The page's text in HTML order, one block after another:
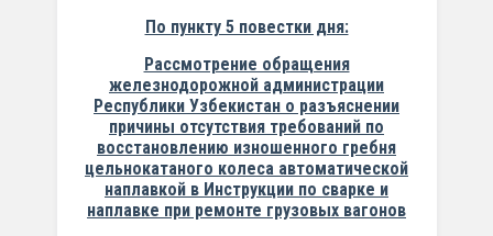
По пункту 5 повестки дня:
Рассмотрение обращения
железнодорожной администрации
Республики Узбекистан о разъяснении
причины отсутствия требований по
восстановлению изношенного гребня
цельнокатаного колеса автоматической
наплавкой в Инструкции по сварке и
наплавке при ремонте грузовых вагонов